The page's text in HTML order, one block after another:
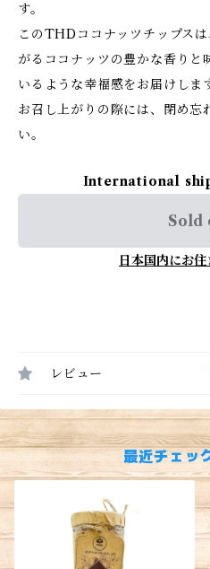
す。
このTHDココナッツチップス
がるココナッツの豊かな香りと
いるような幸福感をお届けしま
お召し上がりの際には、閉め忘
い。
International
Sold
日本国内にお
レビュー
最近チェッ